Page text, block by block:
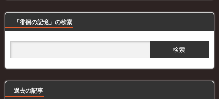
「徘徊の記憶」の検索
過去の記事